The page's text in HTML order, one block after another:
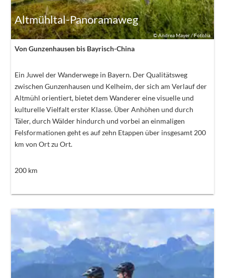
©Andrea Mayer / Fotolia
Altmühltal-Panoramaweg
Von Gunzenhausen bis Bayrisch-China
Ein Juwel der Wanderwege in Bayern. Der Qualitätsweg
zwischen Gunzenhausen und Kelheim, der sich am Verlauf der
Altmühl orientiert, bietet dem Wanderer eine visuelle und
kulturelle Vielfalt erster Klasse. Über Anhöhen und durch
Täler, durch Wälder hindurch und vorbei an einmaligen
Felsformationen geht es auf zehn Etappen über insgesamt 200
km von Ort zu Ort.
200km